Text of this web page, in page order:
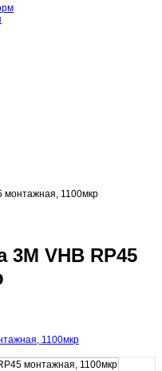
монтажная, 1100мкр
3M VHB RP45